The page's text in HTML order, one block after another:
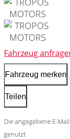
Fahrzeug
Fahrzeug merken
Teilen
Die angegebene E-
genutzt